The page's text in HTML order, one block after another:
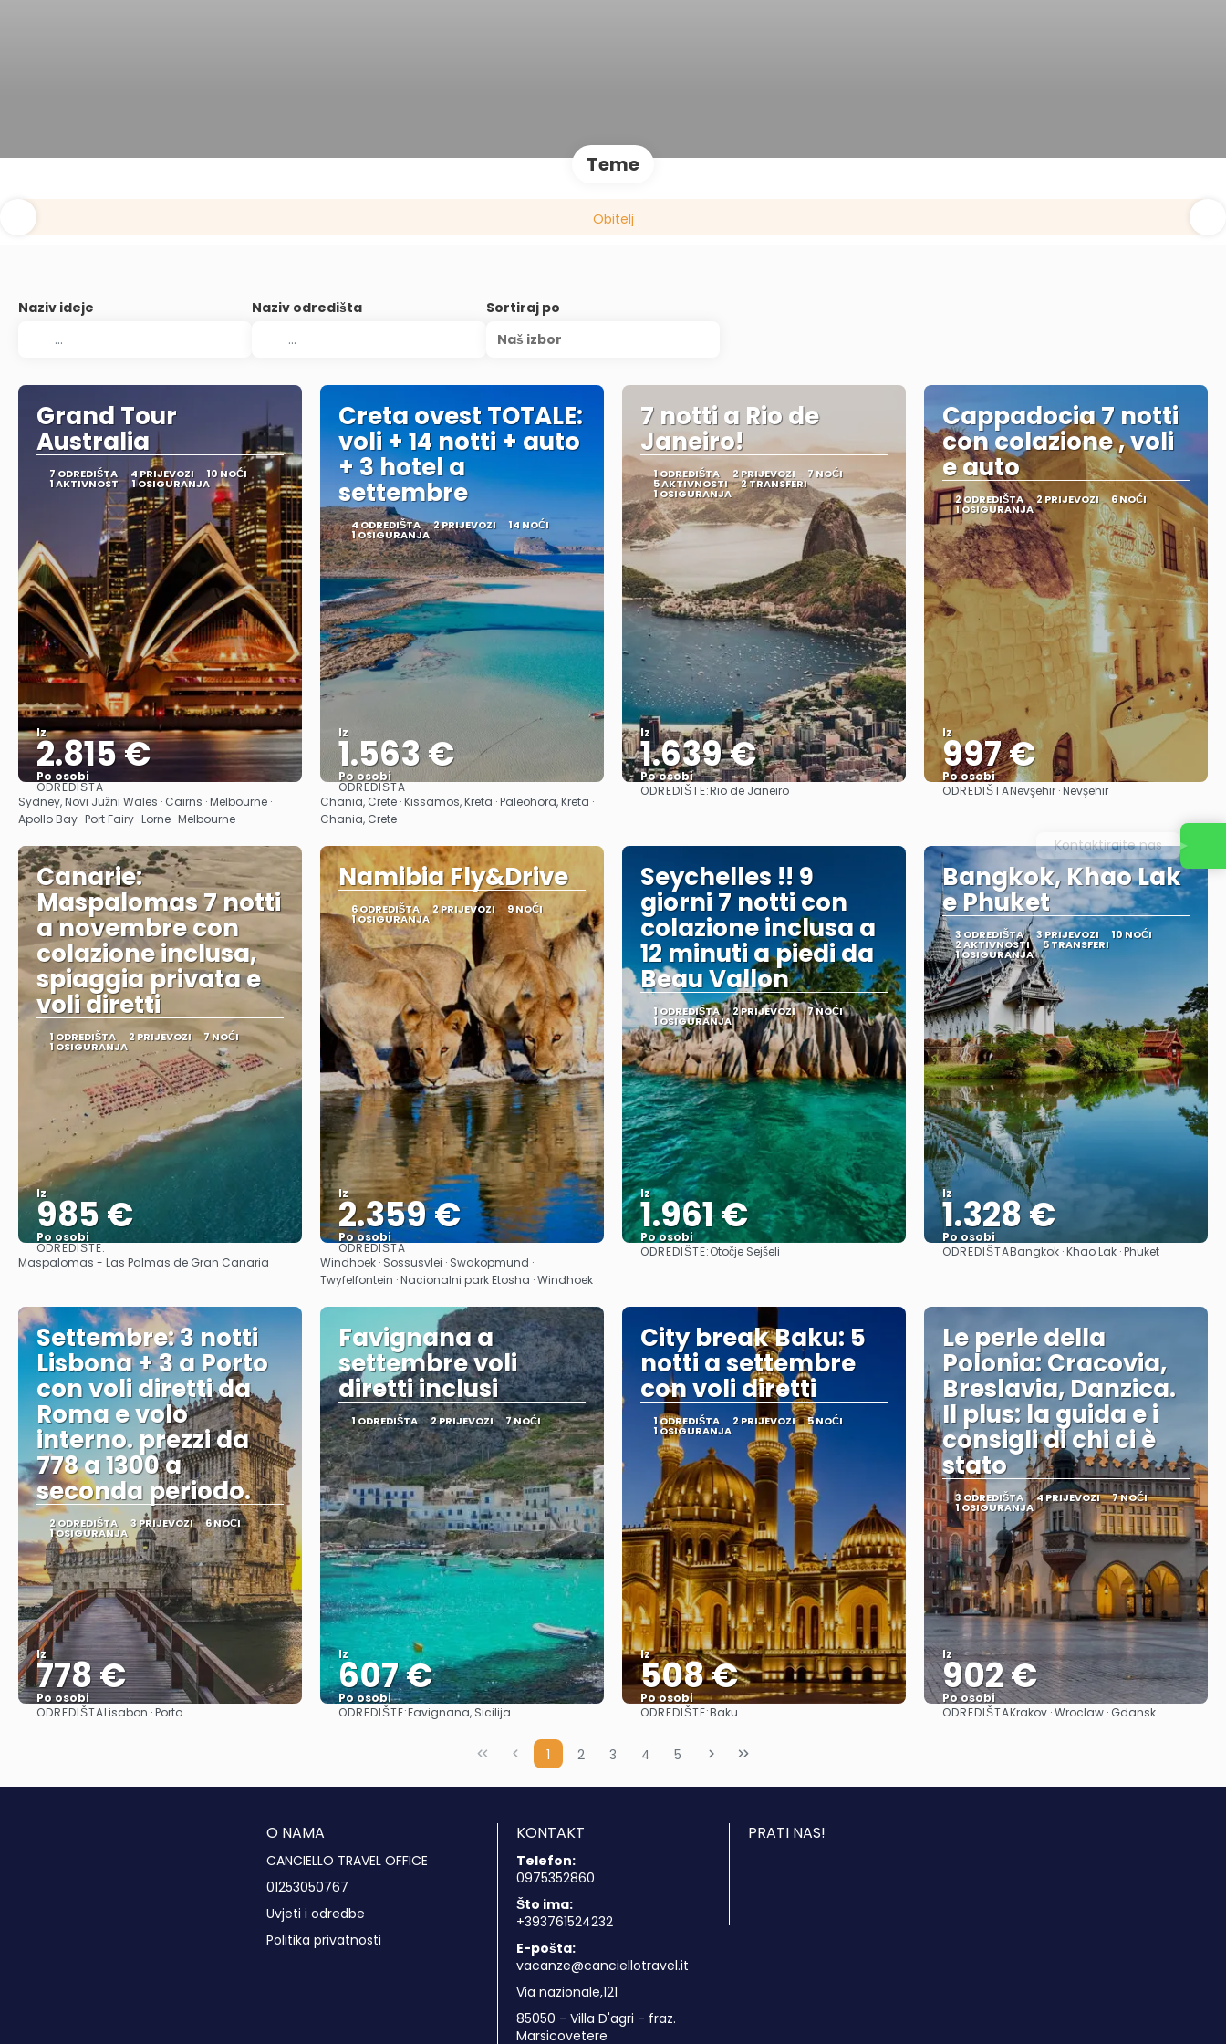
Teme
Obitelj
Naziv ideje Naziv odredišta
Sortiraj po
Naš izbor
Grand Tour
Australia
7 ODREDIŠTA 4 PRIJEVOZI 10 NOĆI
1 AKTIVNOST 1 OSIGURANJA
Iz
2.815 €
Po osobi
Vidjeti
ODREDIŠTA
Sydney, Novi Južni Wales · Cairns · Melbourne ·
Apollo Bay · Port Fairy · Lorne · Melbourne
Creta ovest TOTALE:
voli + 14 notti + auto
+ 3 hotel a
settembre
4 ODREDIŠTA 2 PRIJEVOZI 14 NOĆI
1 OSIGURANJA
Iz
1.563 €
Po osobi
Vidjeti
ODREDIŠTA
Chania, Crete · Kissamos, Kreta · Paleohora, Kreta ·
Chania, Crete
7 notti a Rio de
Janeiro!
1 ODREDIŠTA 2 PRIJEVOZI 7 NOĆI
5 AKTIVNOSTI 2 TRANSFERI
1 OSIGURANJA
Iz
1.639 €
Po osobi
Vidjeti
ODREDIŠTE:Rio de Janeiro
Cappadocia 7 notti
con colazione , voli
e auto
2 ODREDIŠTA 2 PRIJEVOZI 6 NOĆI
1 OSIGURANJA
Iz
997 €
Po osobi
Vidjeti
ODREDIŠTANevşehir · Nevşehir
Canarie:
Maspalomas 7 notti
a novembre con
colazione inclusa,
spiaggia privata e
voli diretti
1 ODREDIŠTA 2 PRIJEVOZI 7 NOĆI
1 OSIGURANJA
Iz
985 €
Po osobi
Vidjeti
ODREDIŠTE:
Maspalomas - Las Palmas de Gran Canaria
Namibia Fly&Drive
6 ODREDIŠTA 2 PRIJEVOZI 9 NOĆI
1 OSIGURANJA
Iz
2.359 €
Po osobi
Vidjeti
ODREDIŠTA
Windhoek · Sossusvlei · Swakopmund ·
Twyfelfontein · Nacionalni park Etosha · Windhoek
Seychelles !! 9
giorni 7 notti con
colazione inclusa a
12 minuti a piedi da
Beau Vallon
1 ODREDIŠTA 2 PRIJEVOZI 7 NOĆI
1 OSIGURANJA
Iz
1.961 €
Po osobi
Vidjeti
ODREDIŠTE:Otočje Sejšeli
Bangkok, Khao Lak
e Phuket
3 ODREDIŠTA 3 PRIJEVOZI 10 NOĆI
2 AKTIVNOSTI 5 TRANSFERI
1 OSIGURANJA
Iz
1.328 €
Po osobi
Vidjeti
ODREDIŠTABangkok · Khao Lak · Phuket
Settembre: 3 notti
Lisbona + 3 a Porto
con voli diretti da
Roma e volo
interno. prezzi da
778 a 1300 a
seconda periodo.
2 ODREDIŠTA 3 PRIJEVOZI 6 NOĆI
1 OSIGURANJA
Iz
778 €
Po osobi
Vidjeti
ODREDIŠTALisabon · Porto
Favignana a
settembre voli
diretti inclusi
1 ODREDIŠTA 2 PRIJEVOZI 7 NOĆI
Iz
607 €
Po osobi
Vidjeti
ODREDIŠTE:Favignana, Sicilija
City break Baku: 5
notti a settembre
con voli diretti
1 ODREDIŠTA 2 PRIJEVOZI 5 NOĆI
1 OSIGURANJA
Iz
508 €
Po osobi
ODREDIŠTE:Baku
Le perle della
Polonia: Cracovia,
Breslavia, Danzica.
Il plus: la guida e i
consigli di chi ci è
stato
3 ODREDIŠTA 4 PRIJEVOZI 7 NOĆI
1 OSIGURANJA
Iz
902 €
Po osobi
Vidjeti
ODREDIŠTAKrakov · Wroclaw · Gdansk
1 2 3 4 5
O NAMA
CANCIELLO TRAVEL OFFICE
01253050767
Uvjeti i odredbe
Politika privatnosti
KONTAKT
Telefon:
0975352860
Što ima:
+393761524232
E-pošta:
vacanze@canciellotravel.it
Via nazionale,121
85050 - Villa D'agri - fraz.
Marsicovetere
PRATI NAS!
Kontaktirajte nas